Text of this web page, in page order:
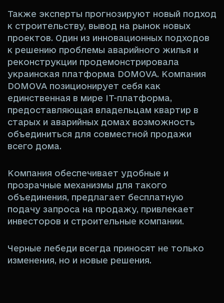
Также эксперты прогнозируют новый подход
к строительству, вывод на рынок новых
проектов. Один из инновационных подходов
к решению проблемы аварийного жилья и
реконструкции продемонстрировала
украинская платформа DOMOVA. Компания
DOMOVA позиционирует себя как
единственная в мире IT-платформа,
предоставляющая владельцам квартир в
старых и аварийных домах возможность
объединиться для совместной продажи
всего дома.
Компания обеспечивает удобные и
прозрачные механизмы для такого
объединения, предлагает бесплатную
подачу запроса на продажу, привлекает
инвесторов и строительные компании.
Черные лебеди всегда приносят не только
изменения, но и новые решения.